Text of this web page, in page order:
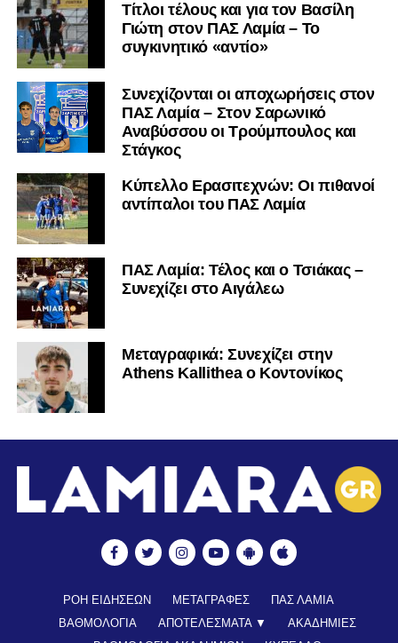
Τίτλοι τέλους και για τον Βασίλη
Γιώτη στον ΠΑΣ Λαμία – Το
συγκινητικό «αντίο»
Συνεχίζονται οι αποχωρήσεις στον
ΠΑΣ Λαμία – Στον Σαρωνικό
Αναβύσσου οι Τρούμπουλος και
Στάγκος
Κύπελλο Ερασιτεχνών: Οι πιθανοί
αντίπαλοι του ΠΑΣ Λαμία
ΠΑΣ Λαμία: Τέλος και ο Τσιάκας –
Συνεχίζει στο Αιγάλεω
Mεταγραφικά: Συνεχίζει στην
Athens Kallithea ο Κοντονίκος
ΡΟΗ ΕΙΔΗΣΕΩΝ ΜΕΤΑΓΡΑΦΕΣ
ΠΑΣ ΛΑΜΙΑ
ΒΑΘΜΟΛΟΓΙΑ
ΑΠΟΤΕΛΕΣΜΑΤΑ ▼
ΑΚΑΔΗΜΙΕΣ